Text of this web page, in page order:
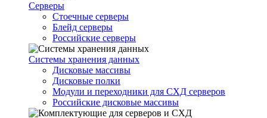
Серверы
Стоечные серверы
Блейд серверы
Российские серверы
Системы хранения данных
Дисковые массивы
Дисковые полки
Модули и переходники для СХД серверов
Российские дисковые массивы